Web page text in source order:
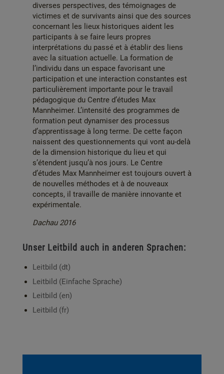
diverses perspectives, des témoignages de
victimes et de survivants ainsi que des sources
concernant les lieux historiques aident les
participants à se faire leurs propres
interprétations du passé et à établir des liens
avec la situation actuelle. La formation de
l’individu dans un espace favorisant une
participation et une interaction constantes est
particulièrement importante pour le travail
pédagogique du Centre d’études Max
Mannheimer. L’intensité des programmes de
formation peut dynamiser des processus
d’apprentissage à long terme. De cette façon
naissent des questionnements qui vont au-delà
de la dimension historique du lieu et qui
s’étendent jusqu’à nos jours. Le Centre
d’études Max Mannheimer est toujours ouvert à
de nouvelles méthodes et à de nouveaux
concepts, il travaille de manière innovante et
expérimentale.
Dachau 2016
Unser Leitbild auch in anderen Sprachen:
Leitbild (dt)
Leitbild (Einfache Sprache)
Leitbild (en)
Leitbild (fr)